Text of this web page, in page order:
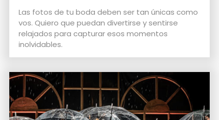
Las fotos de tu boda deben ser tan únicas como
vos. Quiero que puedan divertirse y sentirse
relajados para capturar esos momentos
inolvidables.